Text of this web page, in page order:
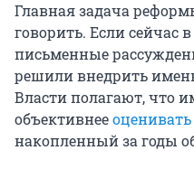
Главная задача
говорить. Если сейчас
письменные
решили внедрить
Власти полагают, что
объективнее
накопленный за годы